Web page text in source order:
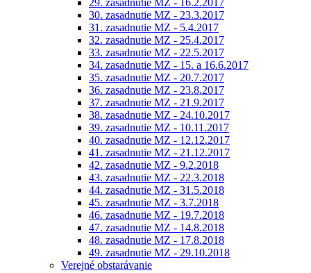
29. zasadnutie MZ - 16.2.2017
30. zasadnutie MZ - 23.3.2017
31. zasadnutie MZ - 5.4.2017
32. zasadnutie MZ - 25.4.2017
33. zasadnutie MZ - 22.5.2017
34. zasadnutie MZ - 15. a 16.6.2017
35. zasadnutie MZ - 20.7.2017
36. zasadnutie MZ - 23.8.2017
37. zasadnutie MZ - 21.9.2017
38. zasadnutie MZ - 24.10.2017
39. zasadnutie MZ - 10.11.2017
40. zasadnutie MZ - 12.12.2017
41. zasadnutie MZ - 21.12.2017
42. zasadnutie MZ - 9.2.2018
43. zasadnutie MZ - 22.3.2018
44. zasadnutie MZ - 31.5.2018
45. zasadnutie MZ - 3.7.2018
46. zasadnutie MZ - 19.7.2018
47. zasadnutie MZ - 14.8.2018
48. zasadnutie MZ - 17.8.2018
49. zasadnutie MZ - 29.10.2018
Verejné obstarávanie